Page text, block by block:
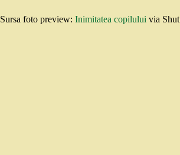
Sursa foto preview: Inimitatea copilului via